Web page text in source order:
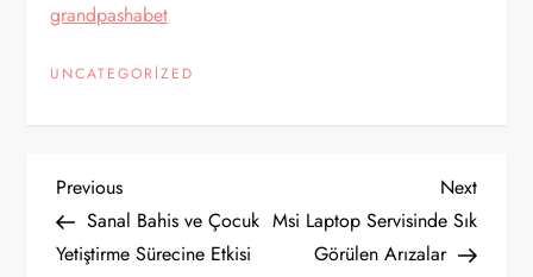
grandpashabet
UNCATEGORIZED
Y
a
Previous
Post
Previous
Sanal Bahis ve Çocuk
Yetiştirme Sürecine Etkisi
Next
Post
Next
Msi Laptop Servisinde Sık
Görülen Arızalar